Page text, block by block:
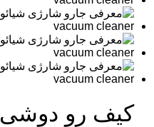
کیف رو دوشی